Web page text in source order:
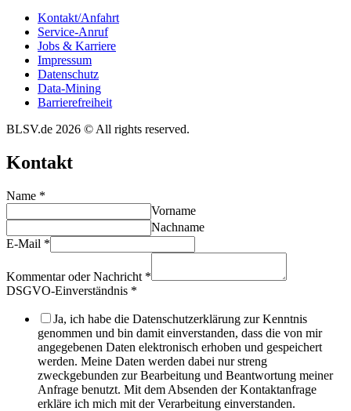
Kontakt/​​Anfahrt
Service-Anruf
Jobs & Karriere
Impres­sum
Daten­schutz
Data-Mining
Barrie­re­frei­heit
BLSV.de 2026 © All rights reserved.
Kontakt
Name *
Vorname
Nachname
E-Mail *
Kommentar oder Nachricht *
DSGVO-Einverständnis *
Ja, ich habe die Datenschutzerklärung zur Kenntnis
genommen und bin damit einverstanden, dass die von mir
angegebenen Daten elektronisch erhoben und gespeichert
werden. Meine Daten werden dabei nur streng
zweckgebunden zur Bearbeitung und Beantwortung meiner
Anfrage benutzt. Mit dem Absenden der Kontaktanfrage
erkläre ich mich mit der Verarbeitung einverstanden.